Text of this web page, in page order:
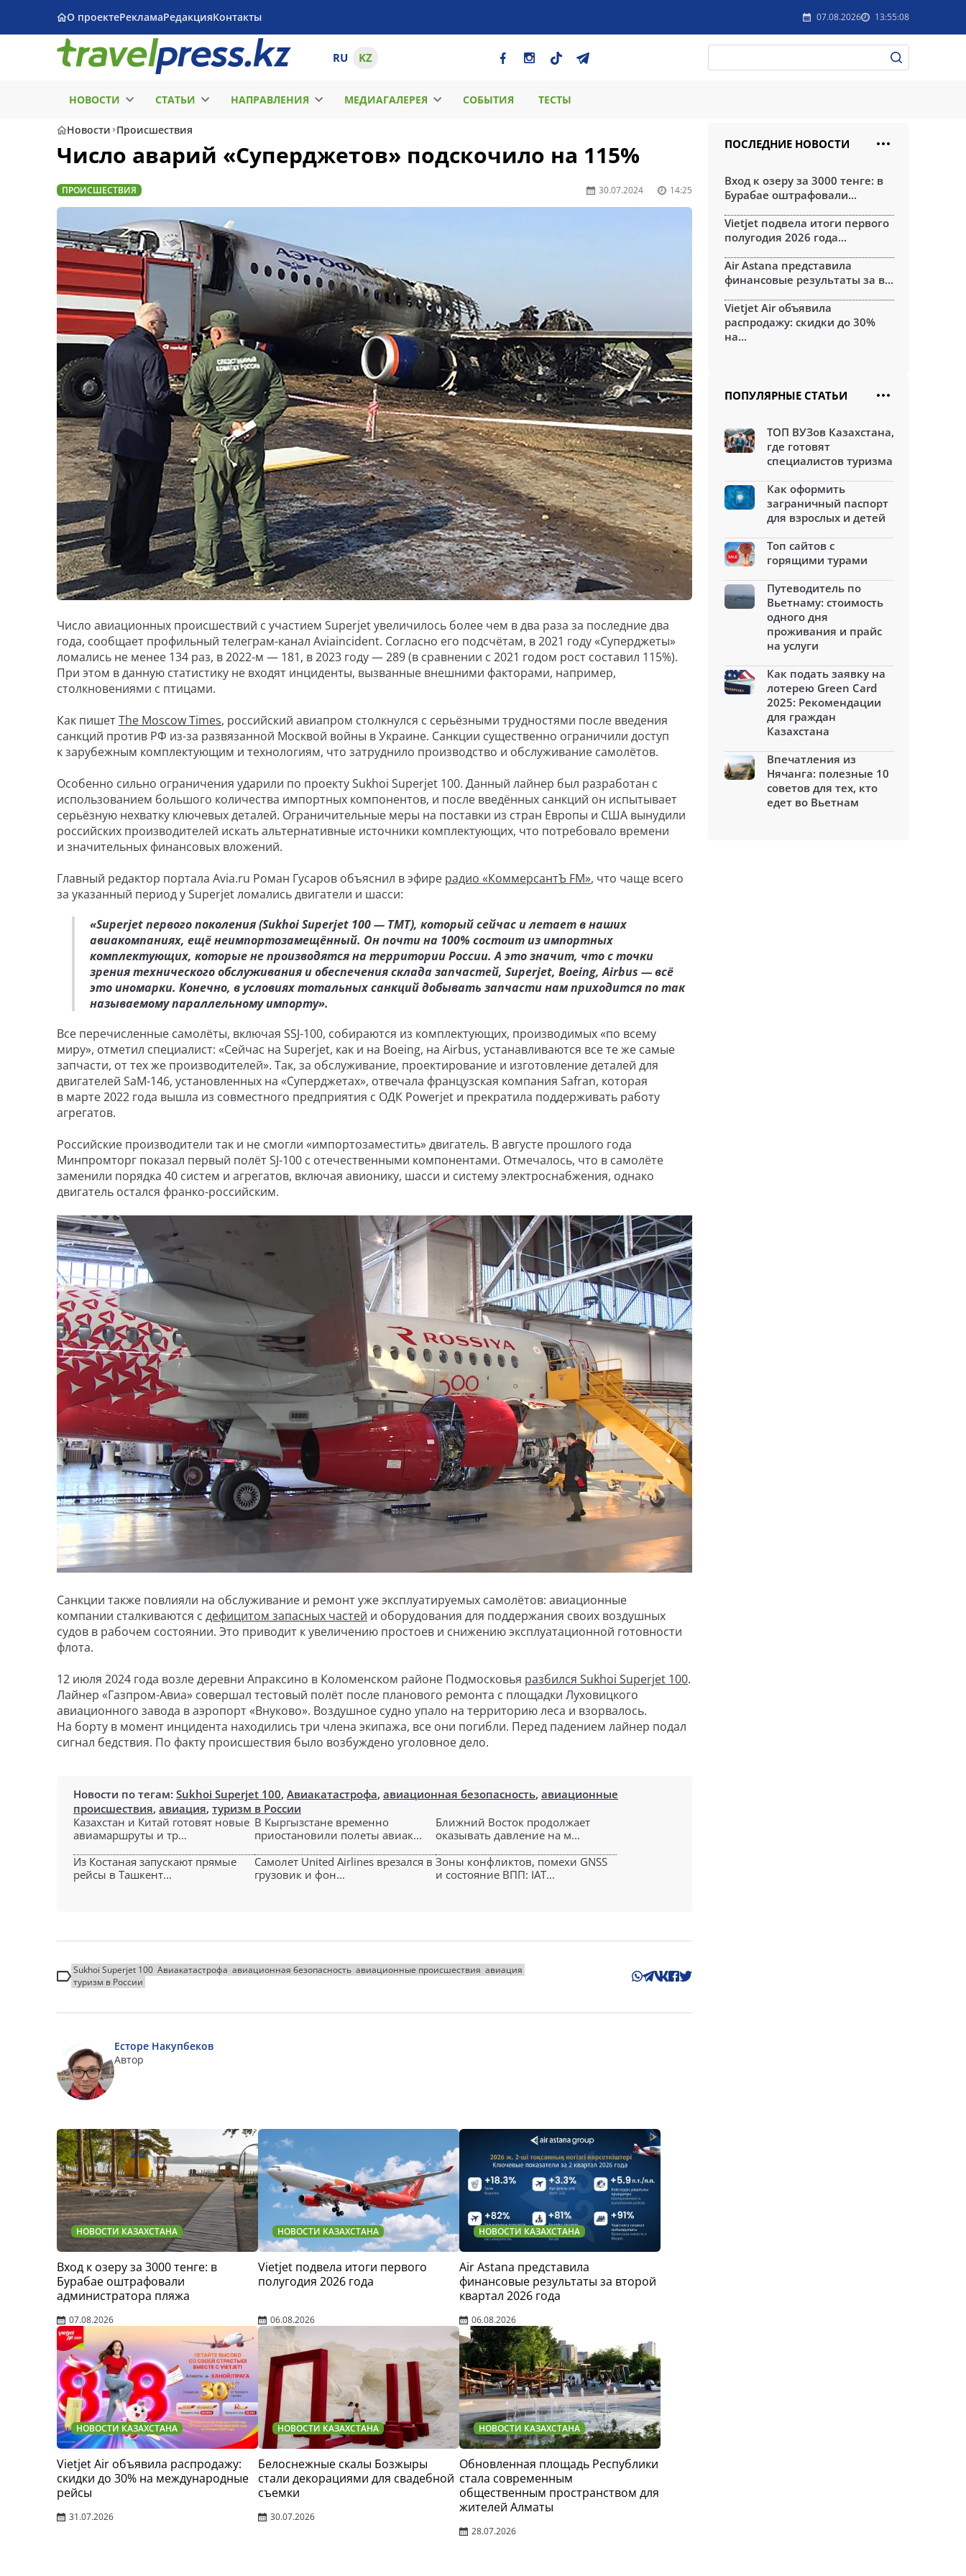
О проектеРекламаРедакцияКонтакты 07.08.2026 13:55:08
RU KZ
НОВОСТИ СТАТЬИ НАПРАВЛЕНИЯ МЕДИАГАЛЕРЕЯ СОБЫТИЯ ТЕСТЫ
Новости Происшествия
Число аварий «Суперджетов» подскочило на 115%
ПРОИСШЕСТВИЯ 30.07.2024 14:25
Число авиационных происшествий с участием Superjet увеличилось более чем в два раза за последние два
года, сообщает профильный телеграм-канал Aviaincident. Согласно его подсчётам, в 2021 году «Суперджеты»
ломались не менее 134 раз, в 2022-м — 181, в 2023 году — 289 (в сравнении с 2021 годом рост составил 115%).
При этом в данную статистику не входят инциденты, вызванные внешними факторами, например,
столкновениями с птицами.
Как пишетThe Moscow Times, российский авиапром столкнулся с серьёзными трудностями после введения
санкций против РФ из-за развязанной Москвой войны в Украине. Санкции существенно ограничили доступ
к зарубежным комплектующим и технологиям, что затруднило производство и обслуживание самолётов.
Особенно сильно ограничения ударили по проекту Sukhoi Superjet 100. Данный лайнер был разработан с
использованием большого количества импортных компонентов, и после введённых санкций он испытывает
серьёзную нехватку ключевых деталей. Ограничительные меры на поставки из стран Европы и США вынудили
российских производителей искать альтернативные источники комплектующих, что потребовало времени
и значительных финансовых вложений.
Главный редактор портала Avia.ru Роман Гусаров объяснил в эфире радио «КоммерсантЪ FM», что чаще всего
за указанный период у Superjet ломались двигатели и шасси:
«Superjet первого поколения (Sukhoi Superjet 100 — ТМТ), который сейчас и летает в наших
авиакомпаниях, ещё неимпортозамещённый. Он почти на 100% состоит из импортных
комплектующих, которые не производятся на территории России. А это значит, что с точки
зрения технического обслуживания и обеспечения склада запчастей, Superjet, Boeing, Airbus — всё
это иномарки. Конечно, в условиях тотальных санкций добывать запчасти нам приходится по так
называемому параллельному импорту».
Все перечисленные самолёты, включая SSJ-100, собираются из комплектующих, производимых «по всему
миру», отметил специалист: «Сейчас на Superjet, как и на Boeing, на Airbus, устанавливаются все те же самые
запчасти, от тех же производителей». Так, за обслуживание, проектирование и изготовление деталей для
двигателей SaM-146, установленных на «Суперджетах», отвечала французская компания Safran, которая
в марте 2022 года вышла из совместного предприятия с ОДК Powerjet и прекратила поддерживать работу
агрегатов.
Российские производители так и не смогли «импортозаместить» двигатель. В августе прошлого года
Минпромторг показал первый полёт SJ-100 с отечественными компонентами. Отмечалось, что в самолёте
заменили порядка 40 систем и агрегатов, включая авионику, шасси и систему электроснабжения, однако
двигатель остался франко-российским.
Санкции также повлияли на обслуживание и ремонт уже эксплуатируемых самолётов: авиационные
компании сталкиваются с дефицитом запасных частей и оборудования для поддержания своих воздушных
судов в рабочем состоянии. Это приводит к увеличению простоев и снижению эксплуатационной готовности
флота.
12 июля 2024 года возле деревни Апраксино в Коломенском районе Подмосковья разбился Sukhoi Superjet 100.
Лайнер «Газпром-Авиа» совершал тестовый полёт после планового ремонта с площадки Луховицкого
авиационного завода в аэропорт «Внуково». Воздушное судно упало на территорию леса и взорвалось.
На борту в момент инцидента находились три члена экипажа, все они погибли. Перед падением лайнер подал
сигнал бедствия. По факту происшествия было возбуждено уголовное дело.
Новости по тегам: Sukhoi Superjet 100, Авиакатастрофа, авиационная безопасность, авиационные
происшествия, авиация, туризм в России
Казахстан и Китай готовят новые
авиамаршруты и тр...
В Кыргызстане временно
приостановили полеты авиак...
Ближний Восток продолжает
оказывать давление на м...
Из Костаная запускают прямые
рейсы в Ташкент...
Самолет United Airlines врезался в
грузовик и фон...
Зоны конфликтов, помехи GNSS
и состояние ВПП: IAT...
Sukhoi Superjet 100 Авиакатастрофа авиационная безопасность авиационные происшествия авиация
туризм в России
Есторе Накупбеков
Автор
НОВОСТИ КАЗАХСТАНА
Вход к озеру за 3000 тенге: в
Бурабае оштрафовали
администратора пляжа
07.08.2026
НОВОСТИ КАЗАХСТАНА
Vietjet подвела итоги первого
полугодия 2026 года
06.08.2026
НОВОСТИ КАЗАХСТАНА
Air Astana представила
финансовые результаты за второй
квартал 2026 года
06.08.2026
НОВОСТИ КАЗАХСТАНА
Vietjet Air объявила распродажу:
скидки до 30% на международные
рейсы
31.07.2026
НОВОСТИ КАЗАХСТАНА
Белоснежные скалы Бозжыры
стали декорациями для свадебной
съемки
30.07.2026
НОВОСТИ КАЗАХСТАНА
Обновленная площадь Республики
стала современным
общественным пространством для
жителей Алматы
28.07.2026
ПОСЛЕДНИЕ НОВОСТИ
Вход к озеру за 3000 тенге: в
Бурабае оштрафовали...
Vietjet подвела итоги первого
полугодия 2026 года...
Air Astana представила
финансовые результаты за в...
Vietjet Air объявила
распродажу: скидки до 30%
на...
ПОПУЛЯРНЫЕ СТАТЬИ
ТОП ВУЗов Казахстана,
где готовят
специалистов туризма
Как оформить
заграничный паспорт
для взрослых и детей
Топ сайтов с
горящими турами
Путеводитель по
Вьетнаму: стоимость
одного дня
проживания и прайс
на услуги
Как подать заявку на
лотерею Green Card
2025: Рекомендации
для граждан
Казахстана
Впечатления из
Нячанга: полезные 10
советов для тех, кто
едет во Вьетнам